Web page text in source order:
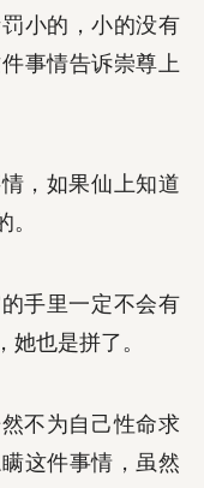
小的，小的没有
事情告诉崇尊上
，如果仙上知道
手里一定不会有
也是拼了。
不为自己性命求
这件事情，虽然